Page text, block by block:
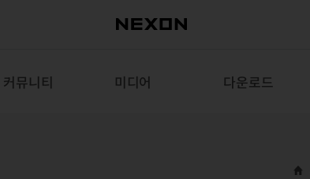
커뮤니티 미디어 다운로드